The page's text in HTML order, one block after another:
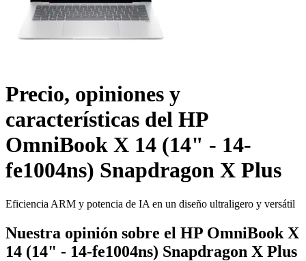
Precio, opiniones y
características del HP
OmniBook X 14 (14" - 14-
fe1004ns) Snapdragon X Plus
Eficiencia ARM y potencia de IA en un diseño ultraligero y versátil
Nuestra opinión sobre el HP OmniBook X
14 (14" - 14-fe1004ns) Snapdragon X Plus